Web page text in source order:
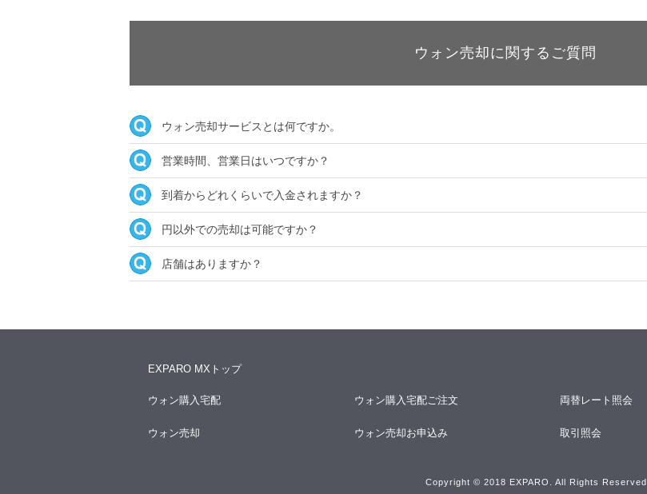
ウォン売却に関するご質問
ウォン売却サービスとは何ですか。
営業時間、営業日はいつですか？
到着からどれくらいで入金されますか？
円以外での売却は可能ですか？
店舗はありますか？
EXPARO MXトップ
ウォン購入宅配 ウォン購入宅配ご注文 両替レート照会
ウォン売却 ウォン売却お申込み 取引照会
Copyright © 2018 EXPARO. All Rights Reserved.